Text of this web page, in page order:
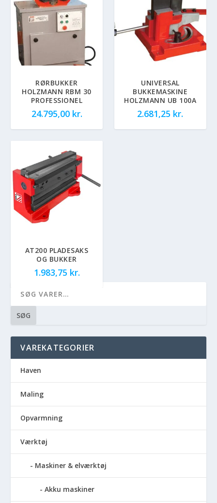
RØRBUKKER
HOLZMANN RBM 30
PROFESSIONEL
24.795,00 kr.
UNIVERSAL
BUKKEMASKINE
HOLZMANN UB 100A
2.681,25 kr.
AT200 PLADESAKS
OG BUKKER
1.983,75 kr.
SØG
VAREKATEGORIER
Haven
Maling
Opvarmning
Værktøj
Maskiner & elværktøj
Akku maskiner